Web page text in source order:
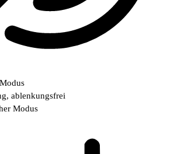
ablenkungsfrei
Modus